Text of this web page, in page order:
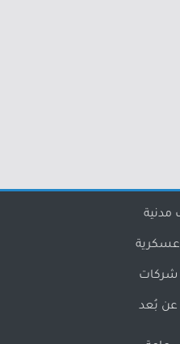
مدنية
شركات
بُعد